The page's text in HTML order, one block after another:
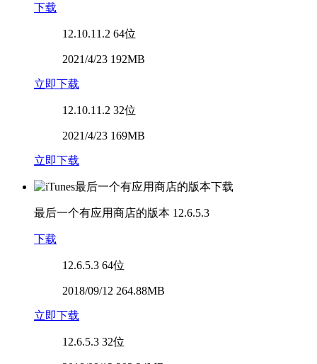
下载
12.10.11.2 64位
2021/4/23 192MB
立即下载
12.10.11.2 32位
2021/4/23 169MB
立即下载
最后一个有应用商店的版本 12.6.5.3
下载
12.6.5.3 64位
2018/09/12 264.88MB
立即下载
12.6.5.3 32位